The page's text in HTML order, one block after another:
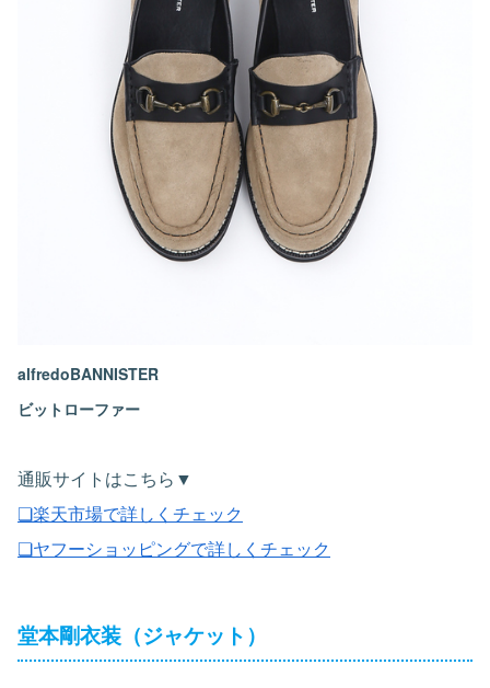
alfredoBANNISTER
ビットローファー
通販サイトはこちら▼
❏楽天市場で詳しくチェック
❏ヤフーショッピングで詳しくチェック
堂本剛衣装（ジャケット）